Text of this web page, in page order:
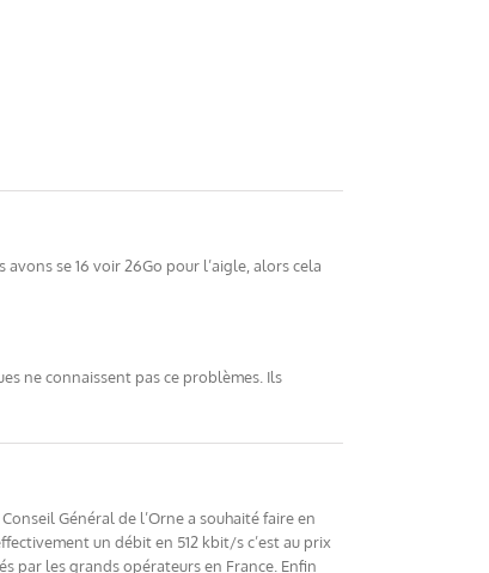
se 16 voir 26Go pour l’aigle, alors cela
ne connaissent pas ce problèmes. Ils
Général de l’Orne a souhaité faire en
un débit en 512 kbit/s c’est au prix
par les grands opérateurs en France. Enfin